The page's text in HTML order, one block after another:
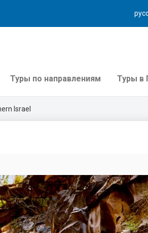
Туры по направлениям Туры в
Israel